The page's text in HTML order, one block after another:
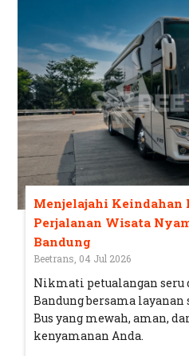
Menjelajahi Keindahan
Perjalanan Wisata
Bandung
Beetrans, 04 Jul 2026
Nikmati petualangan seru
Bandung bersama layanan
Bus yang mewah, aman,
kenyamanan Anda.